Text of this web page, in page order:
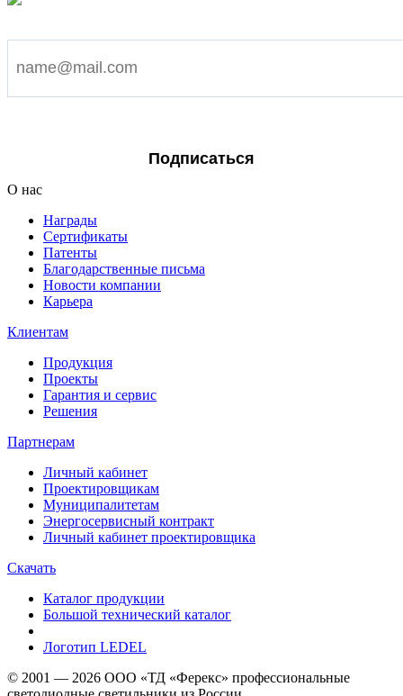
Подписаться
О нас
Награды
Сертификаты
Патенты
Благодарственные письма
Новости компании
Карьера
Клиентам
Продукция
Проекты
Гарантия и сервис
Решения
Партнерам
Личный кабинет
Проектировщикам
Муниципалитетам
Энергосервисный контракт
Личный кабинет проектировщика
Скачать
Каталог продукции
Большой технический каталог
Логотип LEDEL
© 2001 — 2026 ООО «ТД «Ферекс» профессиональные